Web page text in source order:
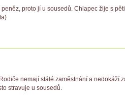
proto jí u sousedů. Chlapec žije s
nemají stálé zaměstnání a nedokáží
stravuje u sousedů.